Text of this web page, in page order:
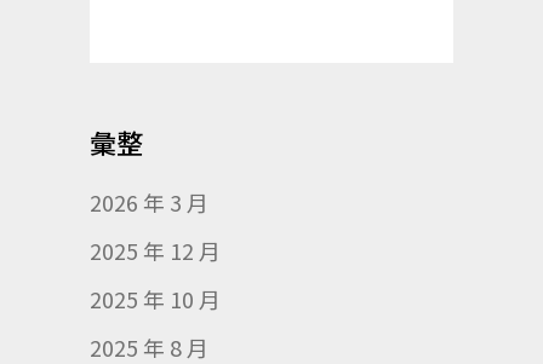
彙整
2026 年 3 月
2025 年 12 月
2025 年 10 月
2025 年 8 月